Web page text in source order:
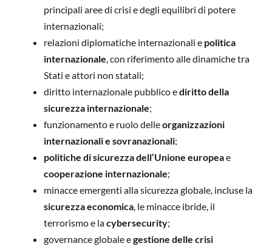
principali aree di crisi e degli equilibri di potere
internazionali;
relazioni diplomatiche internazionali e politica
internazionale, con riferimento alle dinamiche tra
Stati e attori non statali;
diritto internazionale pubblico ediritto della
sicurezza internazionale;
funzionamento e ruolo delleorganizzazioni
internazionali e sovranazionali;
politiche di sicurezza dell’Unione europeae
cooperazione internazionale;
minacce emergenti alla sicurezza globale, incluse la
sicurezza economica, le minacce ibride, il
terrorismo e lacybersecurity;
governance globale egestione delle crisi